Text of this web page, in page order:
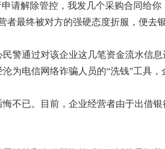
申请解除管控，我发几个采购合同给
者最终被对方的强硬态度折服，便
通过对该企业这几笔资金流水信息
为电信网络诈骗人员的“洗钱”工具
已。目前，企业经营者由于出借银